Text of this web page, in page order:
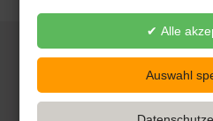
Deutsche-Buchhandlung.de
www.deutsche-buchhandlung.de ist
Powered by Inooga